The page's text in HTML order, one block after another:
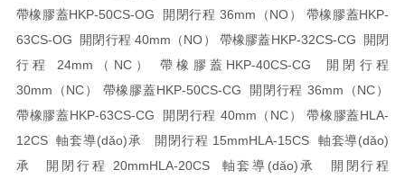
帶橡膠蓋HKP-50CS-OG 開閉行程 36mm（NO） 帶橡膠蓋HKP-
63CS-OG 開閉行程 40mm（NO） 帶橡膠蓋HKP-32CS-CG 開閉
行程 24mm（NC） 帶橡膠蓋 HKP-40CS-CG 開閉行程
30mm（NC） 帶橡膠蓋HKP-50CS-CG 開閉行程 36mm（NC）
帶橡膠蓋HKP-63CS-CG 開閉行程 40mm（NC） 帶橡膠蓋HLA-
12CS 軸套導(dǎo)承 開閉行程 15mmHLA-15CS 軸套導(dǎo)
承 開閉行程 20mmHLA-20CS 軸套導(dǎo)承 開閉行程